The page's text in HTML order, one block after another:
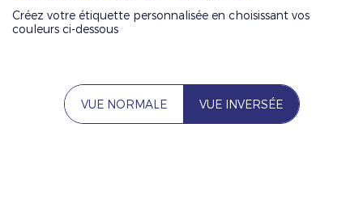
Créez votre étiquette personnalisée en choisissant vos
couleurs ci-dessous
VUE NORMALE VUE INVERSÉE